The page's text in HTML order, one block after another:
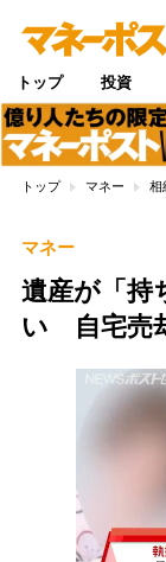
トップ 投資
トップ マネー 相
マネー
遺産が「持
い 自宅売